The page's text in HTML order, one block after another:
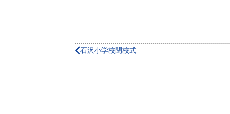
石沢小学校閉校式